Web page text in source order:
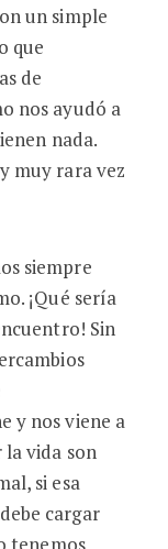
un simple
que
de
nos ayudó a
nada.
muy rara vez
siempre
¡Qué sería
Sin
y nos viene a
vida son
si esa
cargar